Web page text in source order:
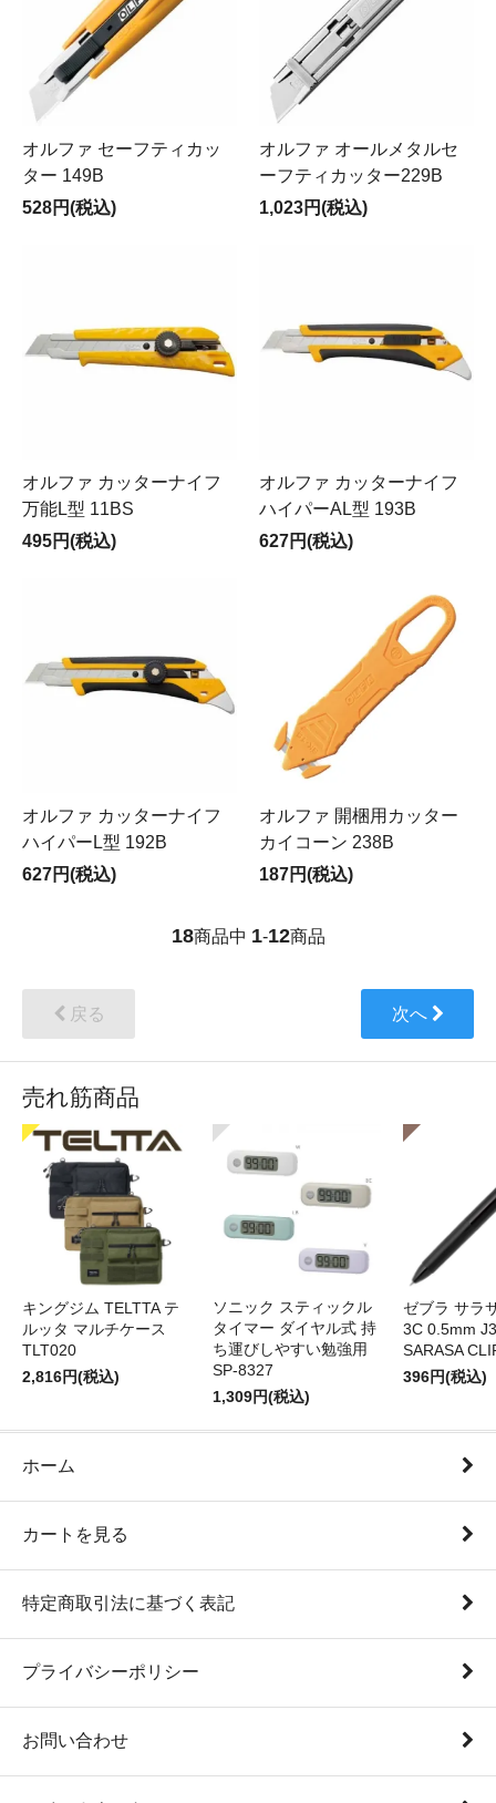
オルファ セーフティカッ
ター 149B
528円(税込)
オルファ オールメタルセ
ーフティカッター229B
1,023円(税込)
オルファ カッターナイフ
万能L型 11BS
495円(税込)
オルファ カッターナイフ
ハイパーAL型 193B
627円(税込)
オルファ カッターナイフ
ハイパーL型 192B
627円(税込)
オルファ 開梱用カッター
カイコーン 238B
187円(税込)
18商品中 1-12商品
戻る 次へ
売れ筋商品
キングジム TELTTA テ
ルッタ マルチケース
TLT020
2,816円(税込)
ソニック スティックル
タイマー ダイヤル式 持
ち運びしやすい勉強用
SP-8327
1,309円(税込)
ゼブラ サラ
3C 0.5mm
SARASA
396円(税込)
ホーム
カートを見る
特定商取引法に基づく表記
プライバシーポリシー
お問い合わせ